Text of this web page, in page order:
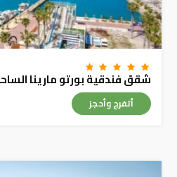
شقق فندقية بورتو مارينا
أتفرج وأحجز